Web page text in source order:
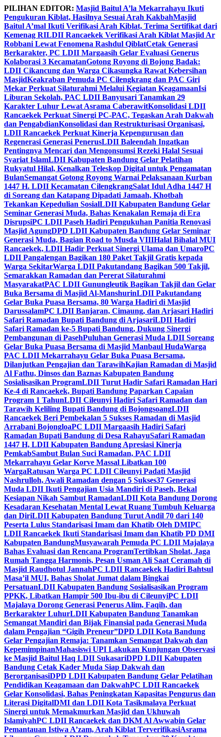
Skip
to
content
PILIHAN EDITOR: Masjid Baitul A’la Mekarrahayu Ikuti
Pengukuran Kiblat, Hasilnya Sesuai Arah KakbahMasjid
Baitul A’mal Ikuti Verifikasi Arah Kiblat, Terima Sertifikat dari
Kemenag RILDII Rancaekek Verifikasi Arah Kiblat Masjid Ar
Robbani Lewat Fenomena Rashdul QiblatCetak Generasi
Berkarakter, PC LDII Margaasih Gelar Evaluasi Generus
Kolaborasi 3 KecamatanGotong Royong di Bojong Badak:
LDII Cikancung dan Warga Cikasungka Rawat Kebersihan
MasjidKeakraban Pemuda PC Cilengkrang dan PAC Giri
Mekar Perkuat Silaturahmi Melalui Kegiatan KeagamaanIsi
Liburan Sekolah, PAC LDII Banyusari Tanamkan 29
Karakter Luhur Lewat Asrama CaberawitKonsolidasi LDII
Rancaekek Perkuat Sinergi PC-PAC, Tegaskan Arah Dakwah
dan PengabdianKonsolidasi dan Restrukturisasi Organisasi,
LDII Rancaekek Perkuat Kinerja Kepengurusan dan
Regenerasi Generasi PenerusLDII Baleendah Ingatkan
Pentingnya Mencari dan Mengonsumsi Rezeki Halal Sesuai
Syariat IslamLDII Kabupaten Bandung Gelar Pelatihan
Rukyatul Hilal, Kenalkan Teleskop Digital untuk Pengamatan
BulanSemangat Gotong Royong Warnai Pelaksanaan Kurban
1447 H. LDII Kecamatan CilengkrangSalat Idul Adha 1447 H
di Soreang dan Katapang Dipadati Jamaah, Khotbah
Tekankan Kepedulian SosialLDII Kabupaten Bandung Gelar
Seminar Generasi Muda, Bahas Kenakalan Remaja di Era
DisrupsiPC LDII Paseh Hadiri Pengukuhan Panitia Renovasi
Masjid AgungDPD LDII Kabupaten Bandung Gelar Seminar
Generasi Muda, Bagian Road to Musda VIIIHalal Bihalal MUI
Rancaekek, LDII Hadir Perkuat Sinergi Ulama dan UmaroPC
LDII Pangalengan Bagikan 180 Paket Takjil Gratis kepada
Warga SekitarWarga LDII Pakutandang Bagikan 500 Takjil,
Semarakkan Ramadan dan Pererat Silaturahmi
MasyarakatPAC LDII Gunungleutik Bagikan Takjil dan Gelar
Buka Bersama di Masjid Al-ManshurinLDII Pakutandang
Gelar Buka Puasa Bersama, 80 Warga Hadiri di Masjid
DarussalamPC LDII Banjaran, Cimaung, dan Arjasari Hadiri
Safari Ramadan Bupati Bandung di ArjasariLDII Hadiri
Safari Ramadan ke-5 Bupati Bandung, Dukung Sinergi
Pembangunan di PasehPuluhan Generasi Muda LDII Soreang
Gelar Buka Puasa Bersama di Masjid Manbaul HudaWarga
PAC LDII Mekarrahayu Gelar Buka Puasa Bersama,
Dilanjutkan Pengajian dan TarawihKajian Ramadan di Masjid
Al Fathu, Dinsos dan Baznas Kabupaten Bandung
Sosialisasikan ProgramLDII Turut Hadir Safari Ramadan Hari
Ke-4 di Rancaekek, Bupati Bandung Paparkan Capaian
Program 1 TahunLDII Cileunyi Hadiri Safari Ramadan dan
Tarawih Keliling Bupati Bandung di BojongsoangLDII
Rancaekek Beri Pembekalan 5 Sukses Ramadan di Masjid
Arrabani BojongloaPC LDII Margaasih Hadiri Safari
Ramadan Bupati Bandung di Desa RahayuSafari Ramadan
1447 H, LDII Kabupaten Bandung Apresiasi Kinerja
PemkabSambut Bulan Suci Ramadan, PAC LDII
Mekarrahayu Gelar Korve Massal Libatkan 100
WargaRatusan Warga PC LDII Cileunyi Padati Masjid
Nashrulloh, Awali Ramadan dengan 5 Sukses37 Generasi
Muda LDII Ikuti Pengajian Usia Mandiri di Paseh, Bekal
Kesiapan Nikah Sambut RamadanLDII Kota Bandung Dorong
Kesadaran Kesehatan Mental Lewat Ruang Tumbuh Keluarga
dan DiriLDII Kabupaten Bandung Turut Andil 70 dari 140
Peserta Lulus Standarisasi Imam dan Khatib Oleh DMIPC
LDII Rancaekek Ikuti Standarisasi Imam dan Khatib PD DMI
Kabupaten BandungMusyawarah Pemuda PC LDII Majalaya
Bahas Evaluasi dan Rencana ProgramTertibkan Sholat, Jaga
Rumah Tangga Harmonis, Pesan Usman Ali Saat Ceramah di
Masjid Raudhotul JannahPC LDII Rancaekek Hadiri Bahtsul
Masa’il MUI, Bahas Sholat Jumat dalam Bingkai
PersatuanLDII Kabupaten Bandung Sosialisasikan Program
PPKK, Libatkan Hampir 500 Ibu-ibu di CileunyiPC LDII
Majalaya Dorong Generasi Penerus Alim, Faqih, dan
Berkarakter LuhurLDII Kabupaten Bandung Tanamkan
Semangat Mandiri dan Bijak Finansial pada Generasi Muda
dalam Pengajian “Gigih Preneur”DPD LDII Kota Bandung
Gelar Pengajian Remaja: Tanamkan Semangat Dakwah dan
KepemimpinanMahasiswi UPI Lakukan Kunjungan Observasi
ke Masjid Baitul Haq LDII SukasariDPD LDII Kabupaten
Bandung Cetak Kader Muda Siap Dakwah dan
BerorganisasiDPD LDII Kabupaten Bandung Gelar Pelatihan
Pendidikan Keagamaan dan DakwahPC LDII Rancaekek
Gelar Konsolidasi, Bahas Peningkatan Kapasitas Pengurus dan
Literasi DigitalDMI dan LDII Kota Tasikmalaya Perkuat
Sinergi untuk Memakmurkan Masjid dan Ukhuwah
IslamiyahPC LDII Rancaekek dan DKM Al Awwabin Gelar
Pemantauan Istiwa A’zam, Arah Kiblat TerverifikasiAsrama